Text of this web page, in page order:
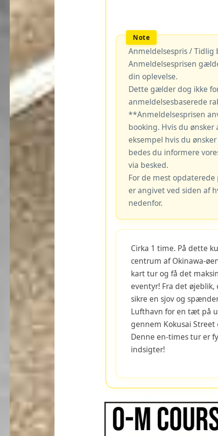
Anmeldelsespris / Tidlig
Anmeldelsesprisen
din oplevelse.
Dette gælder dog ikke
anmeldelsesbaserede
**Anmeldelsesprisen
booking. Hvis du
eksempel hvis du
bedes du informere
via besked.
For de mest
er angivet ved siden af
nedenfor.
Cirka 1 time. På dette
centrum af Okinawa-
kart tur og få det
eventyr! Fra det
sikre en sjov og
Lufthavn for en tæt på
gennem Kokusai
Denne en-times tur er
indsigter!